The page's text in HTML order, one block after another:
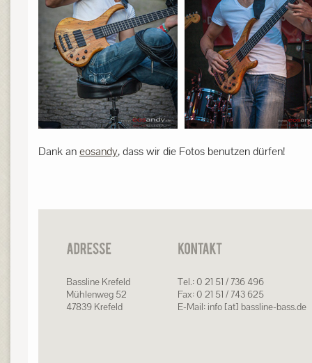
Dank aneosandy, dass wir die Fotos benutzen dürfen!
Bassline Krefeld
Mühlenweg 52
47839 Krefeld
Tel.: 0 21 51 / 736 496
Fax: 0 21 51 / 743 625
E-Mail: info [at] bassline-bass.de